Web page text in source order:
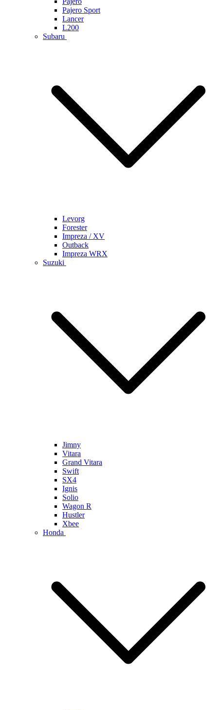
Pajero Sport
Lancer
L200
Subaru
Levorg
Forester
Impreza / XV
Outback
Impreza WRX
Suzuki
Jimny
Vitara
Grand Vitara
Swift
SX4
Ignis
Solio
Wagon R
Hustler
Xbee
Honda